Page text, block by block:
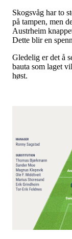
Skogsvåg har to
på tampen, men
Austrheim
Dette blir en
Gledelig er det å
bauta som laget
høst.